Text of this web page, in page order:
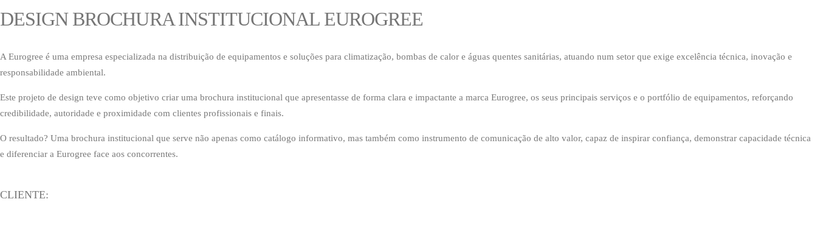
DESIGN BROCHURA INSTITUCIONAL EUROGREE
A Eurogree é uma empresa especializada na distribuição de equipamentos e soluções para climatização, bombas de calor e águas quentes sanitárias, atuando num setor que exige excelência técnica, inovação e
responsabilidade ambiental.
Este projeto de design teve como objetivo criar uma brochura institucional que apresentasse de forma clara e impactante a marca Eurogree, os seus principais serviços e o portfólio de equipamentos, reforçando
credibilidade, autoridade e proximidade com clientes profissionais e finais.
O resultado? Uma brochura institucional que serve não apenas como catálogo informativo, mas também como instrumento de comunicação de alto valor, capaz de inspirar confiança, demonstrar capacidade técnica
e diferenciar a Eurogree face aos concorrentes.
CLIENTE: